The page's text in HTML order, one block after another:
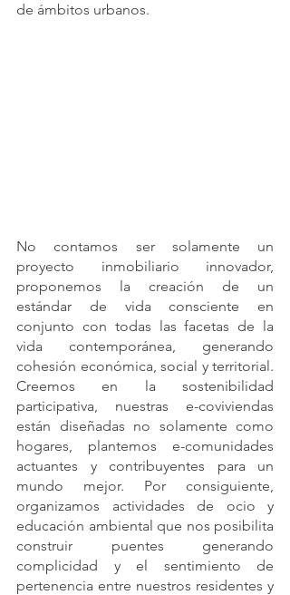
de ámbitos urbanos.
No contamos ser solamente un
proyecto inmobiliario innovador,
proponemos la creación de un
estándar de vida consciente en
conjunto con todas las facetas de la
vida contemporánea, generando
cohesión económica, social y territorial.
Creemos en la sostenibilidad
participativa, nuestras e-coviviendas
están diseñadas no solamente como
hogares, plantemos e-comunidades
actuantes y contribuyentes para un
mundo mejor. Por consiguiente,
organizamos actividades de ocio y
educación ambiental que nos posibilita
construir puentes generando
complicidad y el sentimiento de
pertenencia entre nuestros residentes y